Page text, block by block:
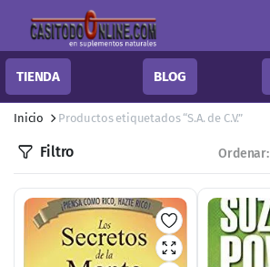
TIENDA BLOG
Inicio Productos etiquetados “S.A. de C.V.”
Filtro Ordenar: